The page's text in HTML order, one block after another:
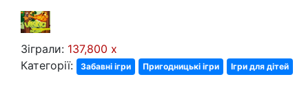
Зіграли: 137,800 x
Категорії:
Забавні ігри Пригодницькі ігри Ігри для дітей